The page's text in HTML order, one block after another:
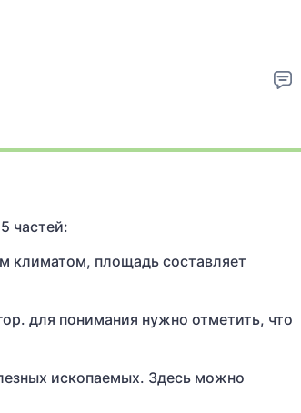
частей:
климатом, площадь составляет
для понимания нужно отметить, что
ископаемых. Здесь можно